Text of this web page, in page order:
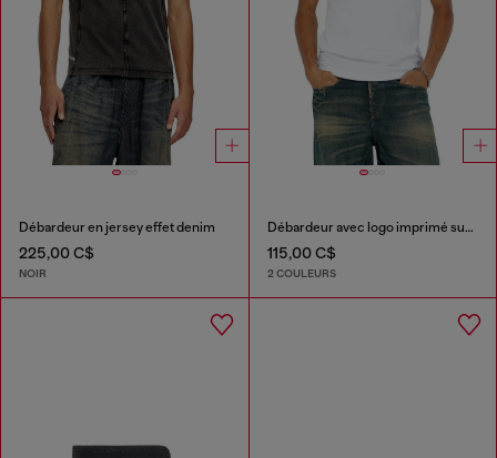
Débardeur en jersey effet denim
225,00 C$
NOIR
Débardeur avec logo imprimé sur le devant
115,00 C$
2 COULEURS